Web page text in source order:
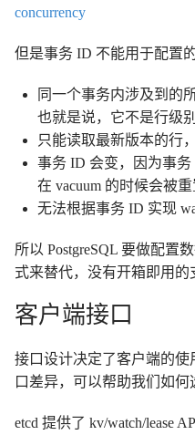
concurrency
但是事务 ID 不能用于配置
同一个事务内涉及到的
也就是说，它不是行级
只能读取最新版本的行
事务 ID 会变，因为事务
在 vacuum 的时候会被重
无法根据事务 ID 实现
所以 PostgreSQL 要做配置
式来替代，没有开箱即用的
客户端接口
接口设计决定了客户端的
口差异，可以帮助我们如何
etcd 提供了 kv/watch/lease